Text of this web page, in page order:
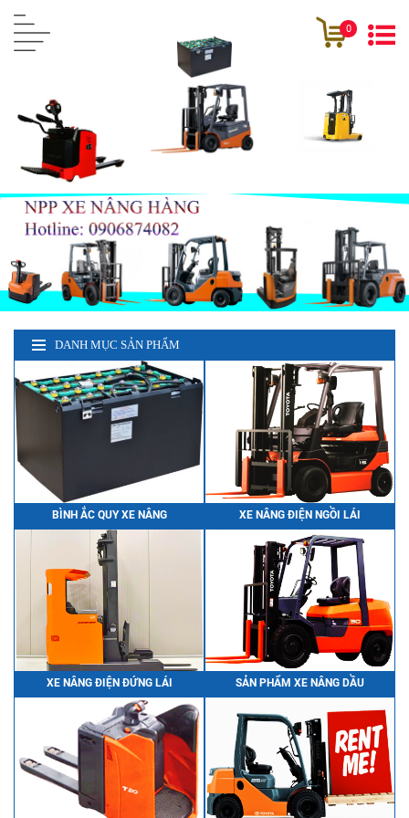
0
DANH MỤC SẢN PHẨM
BÌNH ẮC QUY XE NÂNG XE NÂNG ĐIỆN NGỒI LÁI
XE NÂNG ĐIỆN ĐỨNG LÁI SẢN PHẨM XE NÂNG DẦU